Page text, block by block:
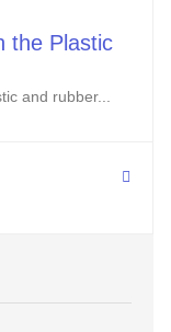
the Plastic
and rubber...